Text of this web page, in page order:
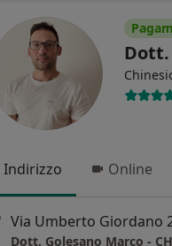
Dott.
Indirizzo Online
Via Umberto Giordano